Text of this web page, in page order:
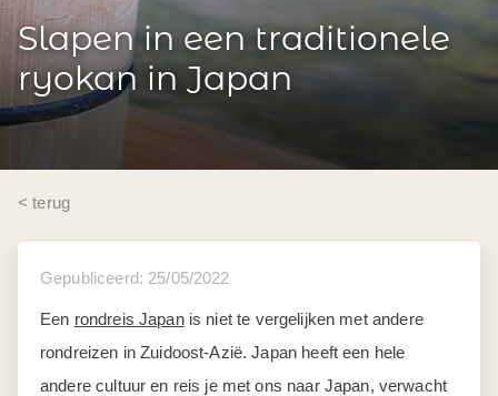
Slapen in een traditionele
ryokan in Japan
< terug
Gepubliceerd: 25/05/2022
Een rondreis Japanis niet te vergelijken met andere
rondreizen in Zuidoost-Azië. Japan heeft een hele
andere cultuur en reis je met ons naar Japan, verwacht